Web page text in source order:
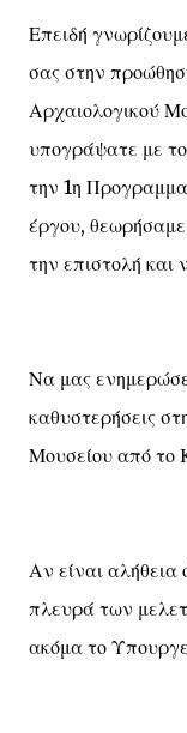
Επειδή
σας στην
Αρχαιολογικού
υπογράψατε με
την 1η
έργου,
την επιστολή και
Να μας
καθυστερήσεις
Μουσείου από το
Αν είναι αλήθεια
πλευρά των
ακόμα το